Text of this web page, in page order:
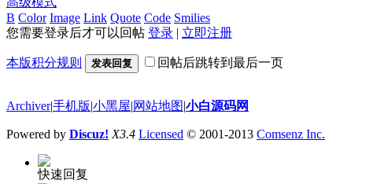
B Color Image Link Quote Code Smilies
您需要登录后才可以回帖 登录 立即注册
本版积分规则 发表回复 回帖后跳转到最后一页
Archiver|手机版 小黑屋 网站地图 小白源码网
Powered by Discuz! X3.4 Licensed © 2001-2013 Comsenz Inc.
快速回复